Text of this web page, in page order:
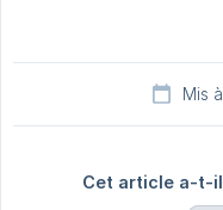
Mis
Cet article a-t-il